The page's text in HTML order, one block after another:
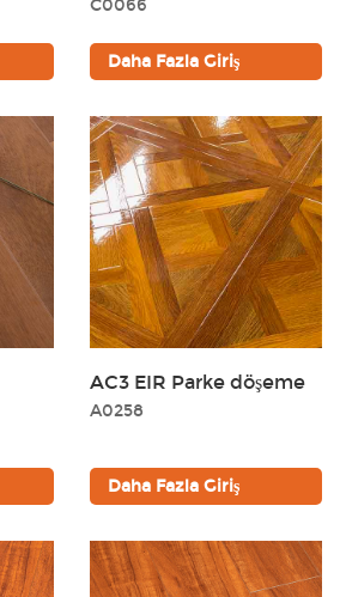
C0066
Daha Fazla Giriş
AC3 EIR Parke döşeme
A0258
Daha Fazla Giriş